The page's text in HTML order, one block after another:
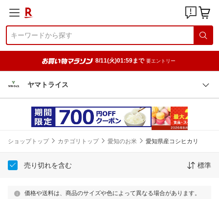
8/11(火)01:59まで 要エントリー
ヤマトライス
ショップトップ カテゴリトップ 愛知のお米 愛知県産コシヒカリ
売り切れを含む 標準
価格や送料は、商品のサイズや色によって異なる場合があります。